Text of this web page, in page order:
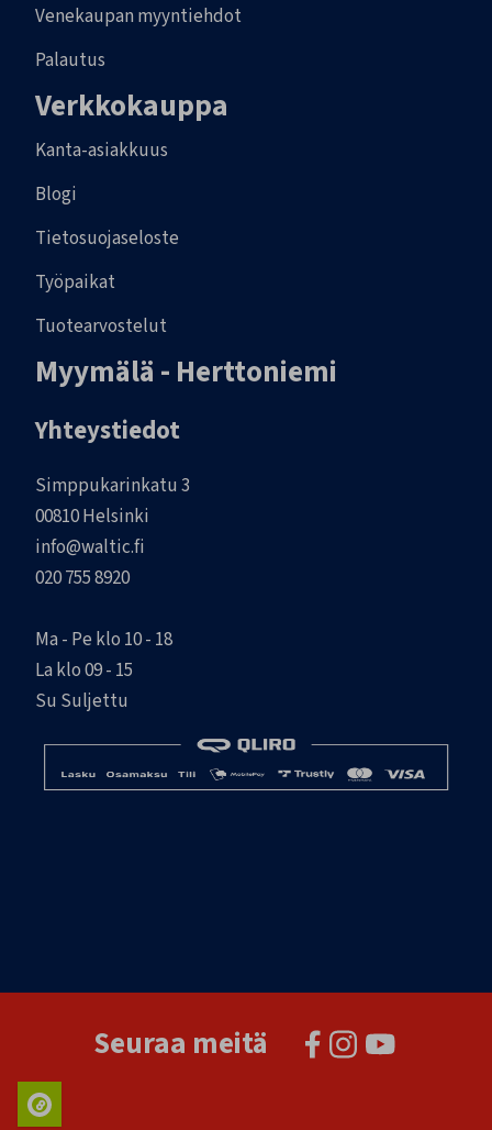
Venekaupan myyntiehdot
Palautus
Verkkokauppa
Kanta-asiakkuus
Blogi
Tietosuojaseloste
Työpaikat
Tuotearvostelut
Myymälä - Herttoniemi
Yhteystiedot
Simppukarinkatu 3
00810 Helsinki
info@waltic.fi
020 755 8920
Ma - Pe klo 10 - 18
La klo 09 - 15
Su Suljettu
Seuraa meitä